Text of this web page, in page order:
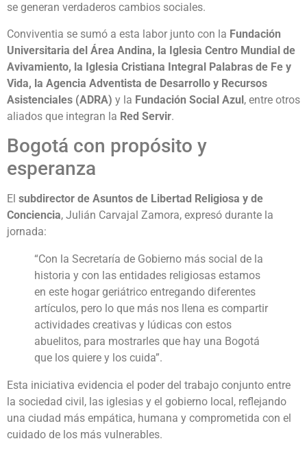
se generan verdaderos cambios sociales.
Conviventia se sumó a esta labor junto con la Fundación
Universitaria del Área Andina, la Iglesia Centro Mundial de
Avivamiento, la Iglesia Cristiana Integral Palabras de Fe y
Vida, la Agencia Adventista de Desarrollo y Recursos
Asistenciales (ADRA) y la Fundación Social Azul, entre otros
aliados que integran la Red Servir.
Bogotá con propósito y
esperanza
El subdirector de Asuntos de Libertad Religiosa y de
Conciencia, Julián Carvajal Zamora, expresó durante la
jornada:
“Con la Secretaría de Gobierno más social de la
historia y con las entidades religiosas estamos
en este hogar geriátrico entregando diferentes
artículos, pero lo que más nos llena es compartir
actividades creativas y lúdicas con estos
abuelitos, para mostrarles que hay una Bogotá
que los quiere y los cuida”.
Esta iniciativa evidencia el poder del trabajo conjunto entre
la sociedad civil, las iglesias y el gobierno local, reflejando
una ciudad más empática, humana y comprometida con el
cuidado de los más vulnerables.